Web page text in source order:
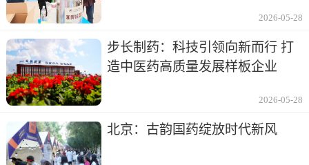
2026-05-28
步长制药：科技引领向新而行 打
造中医药高质量发展样板企业
2026-05-28
北京：古韵国药绽放时代新风